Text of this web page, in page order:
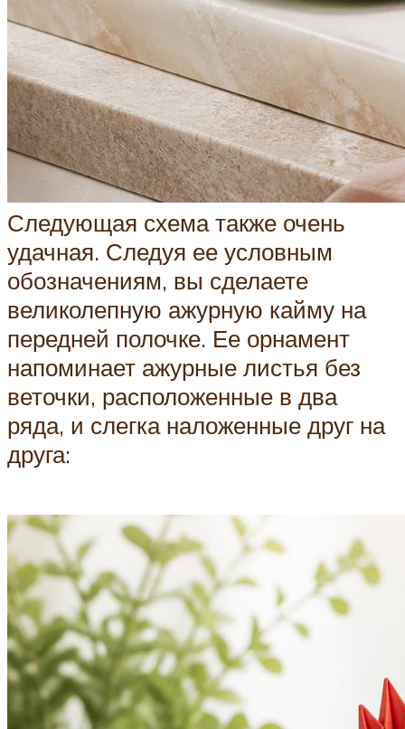
Следующая схема также очень
удачная. Следуя ее условным
обозначениям, вы сделаете
великолепную ажурную кайму на
передней полочке. Ее орнамент
напоминает ажурные листья без
веточки, расположенные в два
ряда, и слегка наложенные друг на
друга: